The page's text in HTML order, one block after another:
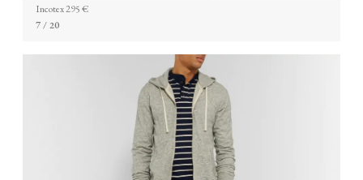
Incotex 295 €
7/ 20